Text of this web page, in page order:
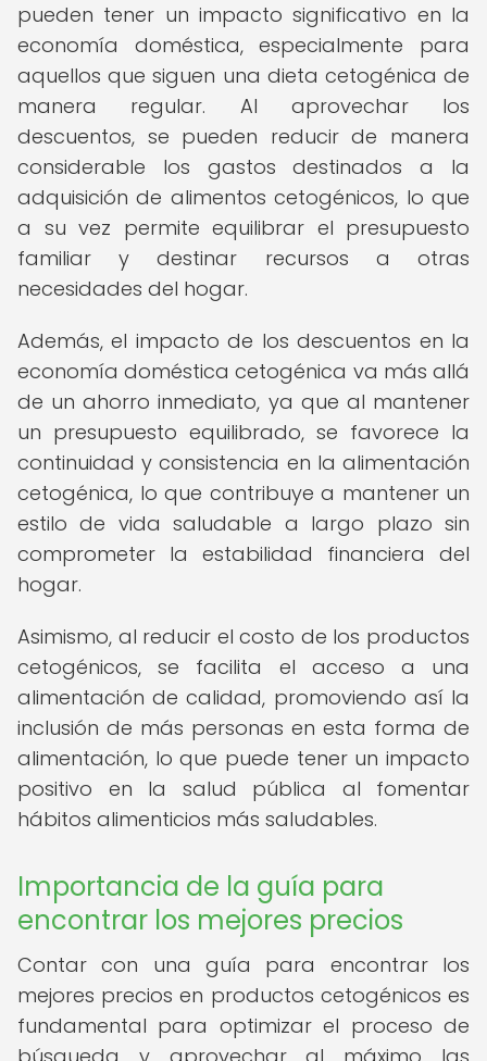
pueden tener un impacto significativo en la
economía doméstica, especialmente para
aquellos que siguen una dieta cetogénica de
manera regular. Al aprovechar los
descuentos, se pueden reducir de manera
considerable los gastos destinados a la
adquisición de alimentos cetogénicos, lo que
a su vez permite equilibrar el presupuesto
familiar y destinar recursos a otras
necesidades del hogar.
Además, el impacto de los descuentos en la
economía doméstica cetogénica va más allá
de un ahorro inmediato, ya que al mantener
un presupuesto equilibrado, se favorece la
continuidad y consistencia en la alimentación
cetogénica, lo que contribuye a mantener un
estilo de vida saludable a largo plazo sin
comprometer la estabilidad financiera del
hogar.
Asimismo, al reducir el costo de los productos
cetogénicos, se facilita el acceso a una
alimentación de calidad, promoviendo así la
inclusión de más personas en esta forma de
alimentación, lo que puede tener un impacto
positivo en la salud pública al fomentar
hábitos alimenticios más saludables.
Importancia de la guía para
encontrar los mejores precios
Contar con una guía para encontrar los
mejores precios en productos cetogénicos es
fundamental para optimizar el proceso de